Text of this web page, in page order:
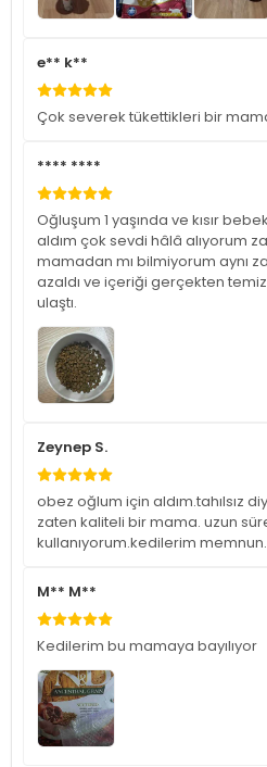
e** k**
Çok severek tükettikleri bir
**** ****
Oğluşum 1 yaşında ve kısır
aldım çok sevdi hâlâ alıyorum
mamadan mı bilmiyorum aynı
azaldı ve içeriği gerçekten
ulaştı.
Zeynep S.
obez oğlum için aldım.tahılsız
zaten kaliteli bir mama. uzun
kullanıyorum.kedilerim memnun.
M** M**
Kedilerim bu mamaya bayılıyor